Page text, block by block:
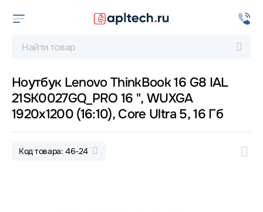
Ноутбук Lenovo ThinkBook 16 G8 IAL
21SK0027GQ_PRO 16 ", WUXGA
1920x1200 (16:10), Core Ultra 5, 16 Гб
Код товара: 46-24